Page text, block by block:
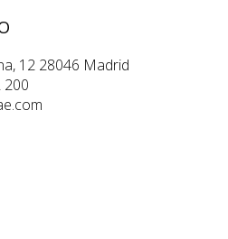
12 28046 Madrid
200